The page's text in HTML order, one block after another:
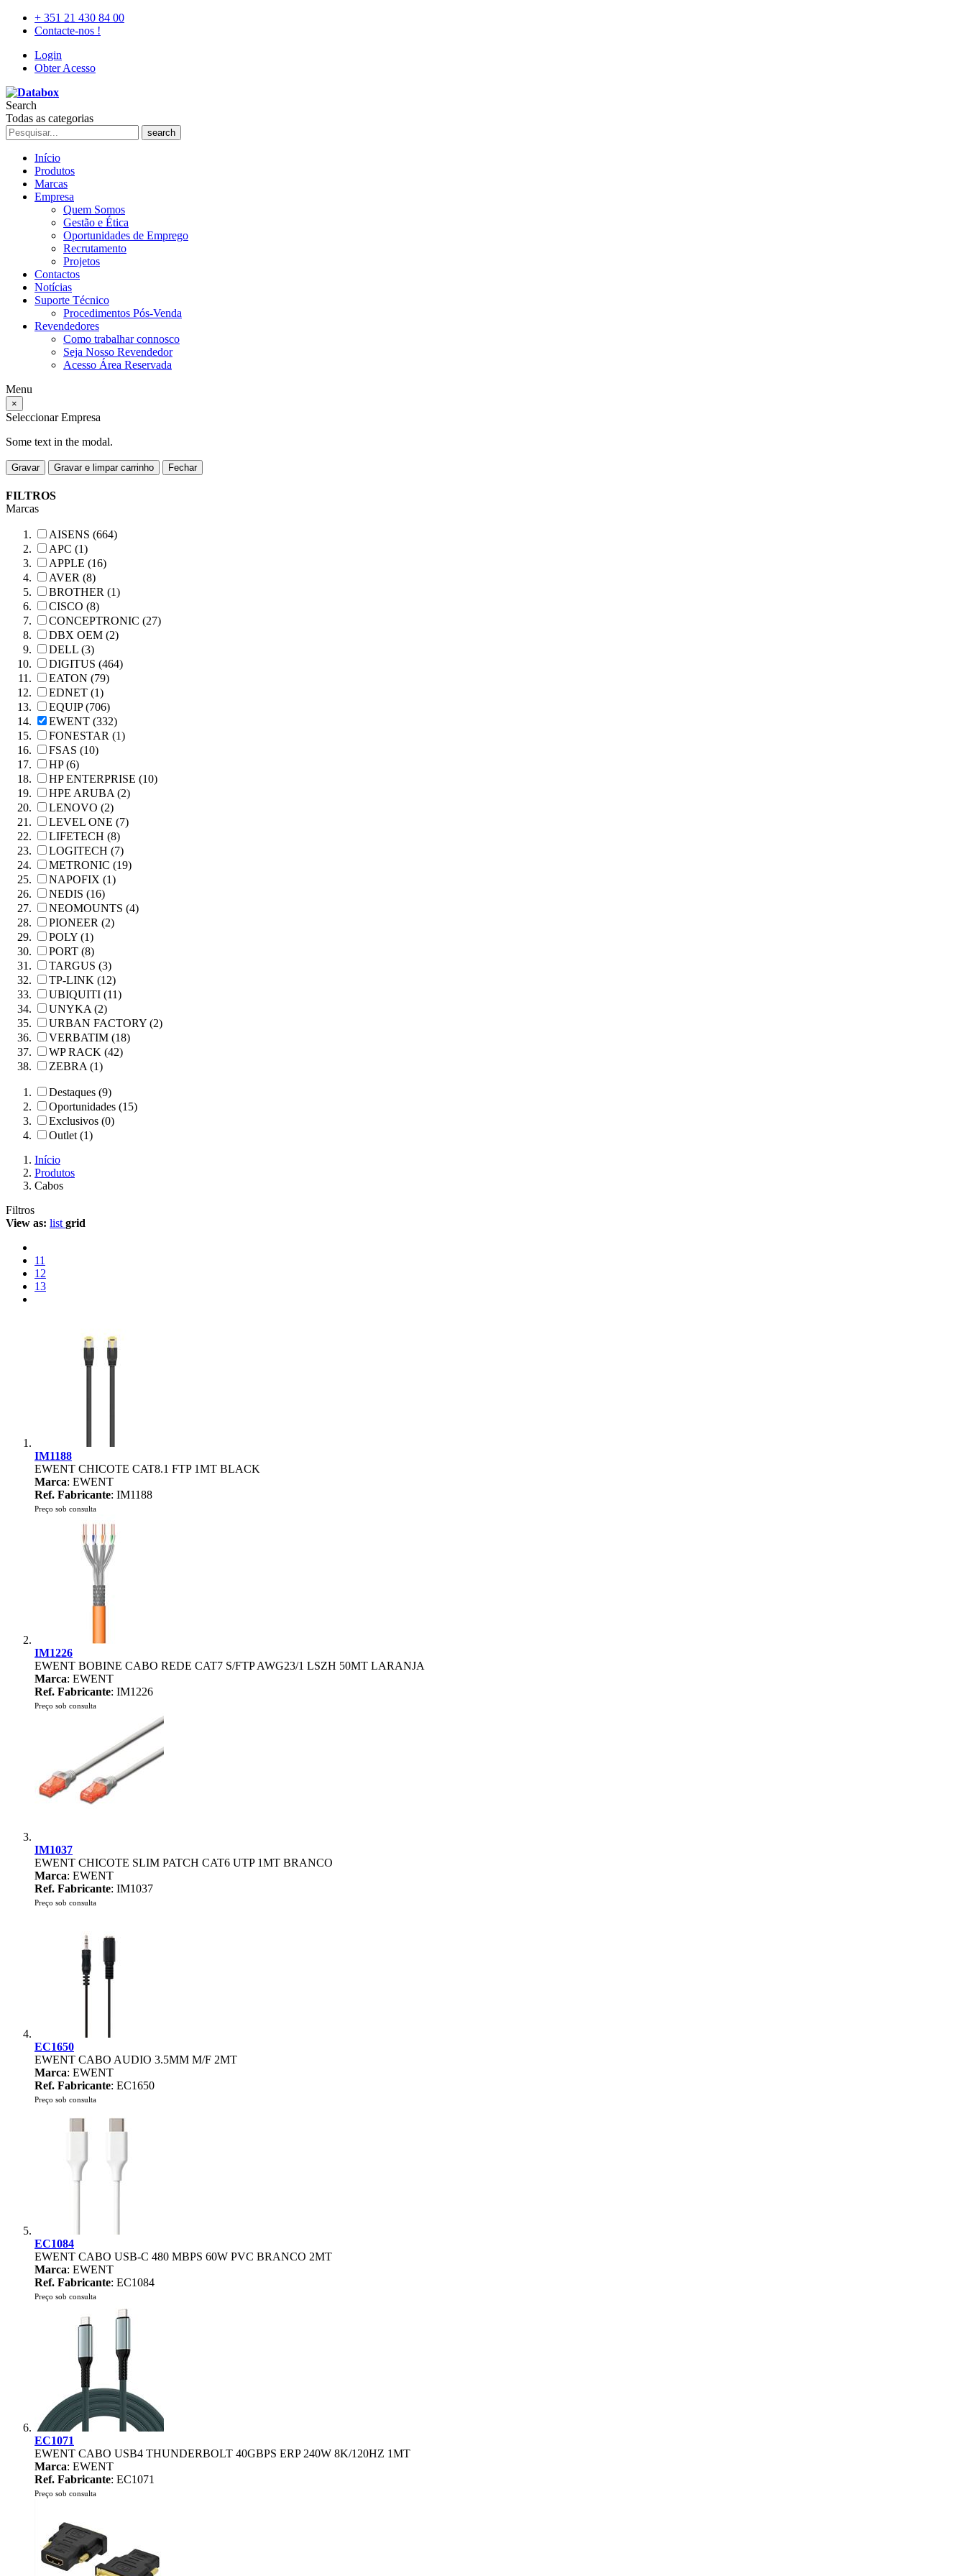
+ 351 21 430 84 00
Contacte-nos !
Login
Obter Acesso
Search
Todas as categorias
search
Início
Produtos
Marcas
Empresa
Quem Somos
Gestão e Ética
Oportunidades de Emprego
Recrutamento
Projetos
Contactos
Notícias
Suporte Técnico
Procedimentos Pós-Venda
Revendedores
Como trabalhar connosco
Seja Nosso Revendedor
Acesso Área Reservada
Menu
×
Seleccionar Empresa
Some text in the modal.
Gravar Gravar e limpar carrinho Fechar
FILTROS
Marcas
AISENS (664)
APC (1)
APPLE (16)
AVER (8)
BROTHER (1)
CISCO (8)
CONCEPTRONIC (27)
DBX OEM (2)
DELL (3)
DIGITUS (464)
EATON (79)
EDNET (1)
EQUIP (706)
EWENT (332)
FONESTAR (1)
FSAS (10)
HP (6)
HP ENTERPRISE (10)
HPE ARUBA (2)
LENOVO (2)
LEVEL ONE (7)
LIFETECH (8)
LOGITECH (7)
METRONIC (19)
NAPOFIX (1)
NEDIS (16)
NEOMOUNTS (4)
PIONEER (2)
POLY (1)
PORT (8)
TARGUS (3)
TP-LINK (12)
UBIQUITI (11)
UNYKA (2)
URBAN FACTORY (2)
VERBATIM (18)
WP RACK (42)
ZEBRA (1)
Destaques (9)
Oportunidades (15)
Exclusivos (0)
Outlet (1)
Início
Produtos
Cabos
Filtros
View as: list grid
11
12
13
IM1188
EWENT CHICOTE CAT8.1 FTP 1MT BLACK
Marca: EWENT
Ref. Fabricante: IM1188
Preço sob consulta
IM1226
EWENT BOBINE CABO REDE CAT7 S/FTP AWG23/1 LSZH 50MT LARANJA
Marca: EWENT
Ref. Fabricante: IM1226
Preço sob consulta
IM1037
EWENT CHICOTE SLIM PATCH CAT6 UTP 1MT BRANCO
Marca: EWENT
Ref. Fabricante: IM1037
Preço sob consulta
EC1650
EWENT CABO AUDIO 3.5MM M/F 2MT
Marca: EWENT
Ref. Fabricante: EC1650
Preço sob consulta
EC1084
EWENT CABO USB-C 480 MBPS 60W PVC BRANCO 2MT
Marca: EWENT
Ref. Fabricante: EC1084
Preço sob consulta
EC1071
EWENT CABO USB4 THUNDERBOLT 40GBPS ERP 240W 8K/120HZ 1MT
Marca: EWENT
Ref. Fabricante: EC1071
Preço sob consulta